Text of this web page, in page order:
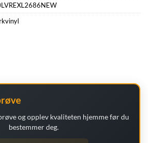
og opplev kvaliteten hjemme før du
bestemmer deg.